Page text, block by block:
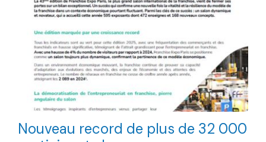
Nouveau record de plus de 32 000